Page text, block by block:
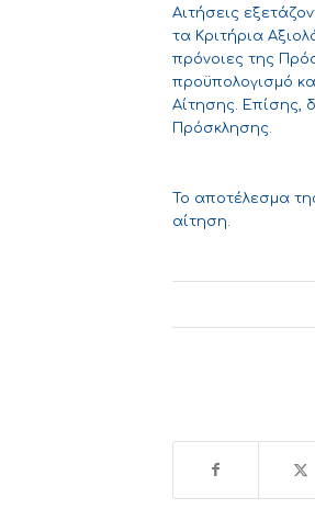
Αιτήσεις
τα Κριτήρια
πρόνοιες της
προϋπολογισμό
Αίτησης. Επίσης,
Πρόσκλησης.
Το αποτέλεσμα
αίτηση.